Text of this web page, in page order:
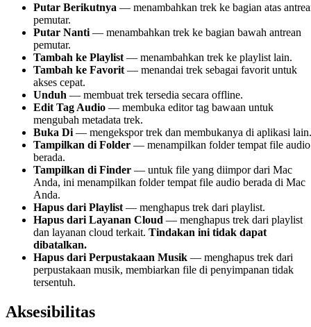
Putar Berikutnya — menambahkan trek ke bagian atas
pemutar.
Putar Nanti — menambahkan trek ke bagian bawah antrean
pemutar.
Tambah ke Playlist — menambahkan trek ke playlist lain.
Tambah ke Favorit — menandai trek sebagai favorit untuk
akses cepat.
Unduh — membuat trek tersedia secara offline.
Edit Tag Audio — membuka editor tag bawaan untuk
mengubah metadata trek.
Buka Di — mengekspor trek dan membukanya di aplikasi lain.
Tampilkan di Folder — menampilkan folder tempat file audio
berada.
Tampilkan di Finder — untuk file yang diimpor dari Mac
Anda, ini menampilkan folder tempat file audio berada di Mac
Anda.
Hapus dari Playlist — menghapus trek dari playlist.
Hapus dari Layanan Cloud — menghapus trek dari playlist
dan layanan cloud terkait. Tindakan ini tidak dapat
dibatalkan.
Hapus dari Perpustakaan Musik — menghapus trek dari
perpustakaan musik, membiarkan file di penyimpanan tidak
tersentuh.
Aksesibilitas